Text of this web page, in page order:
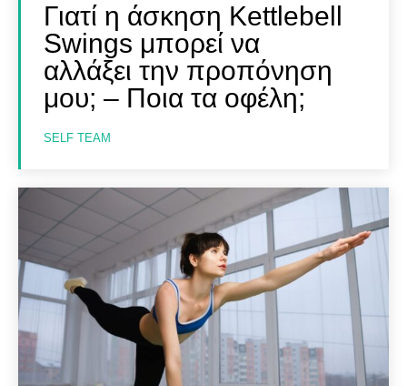
SELF FINDER
Γιατρό & Φυσικοθεραπευτή
SELF FINDER
Γιατρό & Φυσικοθεραπευτή
Γιατί η άσκηση Kettlebell
Swings μπορεί να
αλλάξει την προπόνηση
μου; – Ποια τα οφέλη;
SELF TEAM